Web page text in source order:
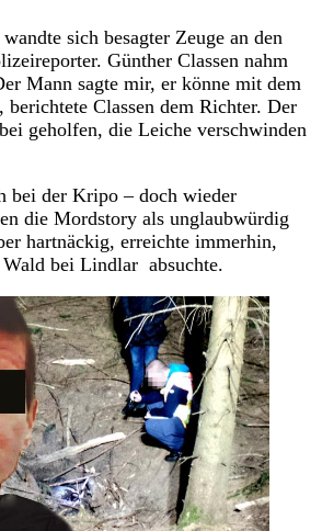
sich besagter Zeuge an den
Günther Classen nahm
Mann sagte mir, er könne mit dem
berichtete Classen dem Richter. Der
geholfen, die Leiche verschwinden
bei der Kripo – doch wieder
die Mordstory als unglaubwürdig
hartnäckig, erreichte immerhin,
bei Lindlar absuchte.